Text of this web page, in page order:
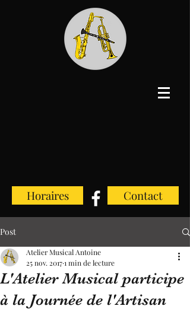
Horaires Contact
Post
L'Atelier Musical participe
à la Journée de l'Artisan
Atelier Musical Antoine
25 nov. 20171 min de lecture